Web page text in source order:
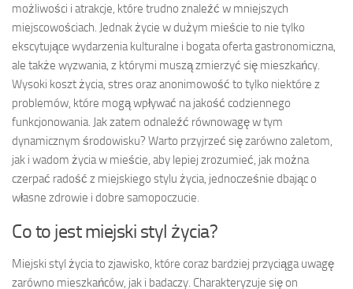
możliwości i atrakcje, które trudno znaleźć w mniejszych
miejscowościach. Jednak życie w dużym mieście to nie tylko
ekscytujące wydarzenia kulturalne i bogata oferta gastronomiczna,
ale także wyzwania, z którymi muszą zmierzyć się mieszkańcy.
Wysoki koszt życia, stres oraz anonimowość to tylko niektóre z
problemów, które mogą wpływać na jakość codziennego
funkcjonowania. Jak zatem odnaleźć równowagę w tym
dynamicznym środowisku? Warto przyjrzeć się zarówno zaletom,
jak i wadom życia w mieście, aby lepiej zrozumieć, jak można
czerpać radość z miejskiego stylu życia, jednocześnie dbając o
własne zdrowie i dobre samopoczucie.
Co to jest miejski styl życia?
Miejski styl życia to zjawisko, które coraz bardziej przyciąga uwagę
zarówno mieszkańców, jak i badaczy. Charakteryzuje się on